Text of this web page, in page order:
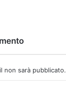
non sarà pubblicato.